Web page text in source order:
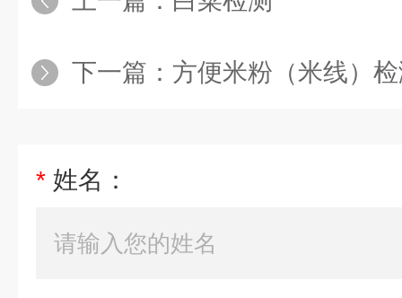
下一篇： 方便米粉（米线）
* 姓名：